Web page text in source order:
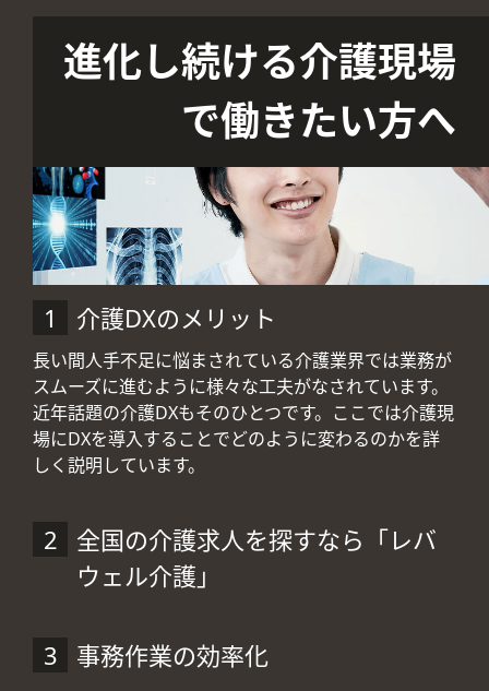
進化し続ける介護現場
で働きたい方へ
介護DXのメリット
長い間人手不足に悩まされている介護業界では業務が
スムーズに進むように様々な工夫がなされています。
近年話題の介護DXもそのひとつです。ここでは介護現
場にDXを導入することでどのように変わるのかを詳
しく説明しています。
全国の介護求人を探すなら「レバ
ウェル介護」
事務作業の効率化